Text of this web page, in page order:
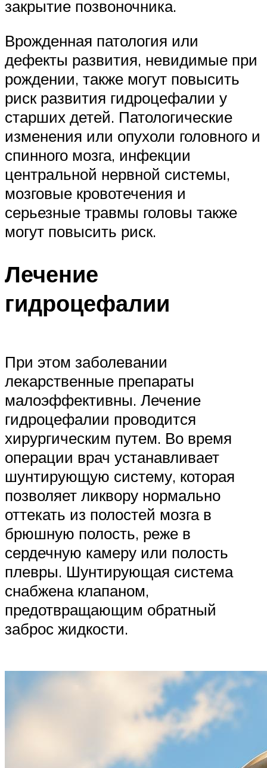
закрытие позвоночника.
Врожденная патология или
дефекты развития, невидимые при
рождении, также могут повысить
риск развития гидроцефалии у
старших детей. Патологические
изменения или опухоли головного и
спинного мозга, инфекции
центральной нервной системы,
мозговые кровотечения и
серьезные травмы головы также
могут повысить риск.
Лечение
гидроцефалии
При этом заболевании
лекарственные препараты
малоэффективны. Лечение
гидроцефалии проводится
хирургическим путем. Во время
операции врач устанавливает
шунтирующую систему, которая
позволяет ликвору нормально
оттекать из полостей мозга в
брюшную полость, реже в
сердечную камеру или полость
плевры. Шунтирующая система
снабжена клапаном,
предотвращающим обратный
заброс жидкости.